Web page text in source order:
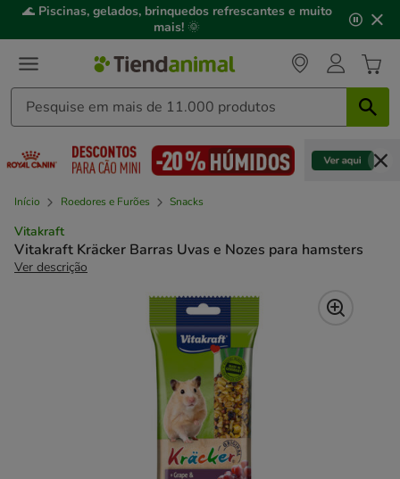
3,
mensagem,
🌊 Piscinas, gelados, brinquedos refrescantes e muito
mais! 🌞
Início Roedores e Furões Snacks
Vitakraft
Vitakraft Kräcker Barras Uvas e Nozes para hamsters
Ver descrição